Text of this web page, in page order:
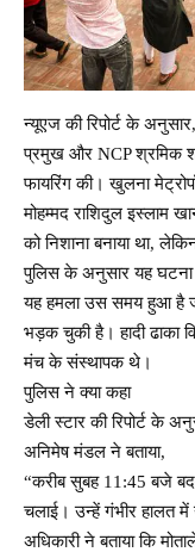
न्यूएज की रिपोर्ट के
प्रमुख और NCP श्रमिक
फायरिंग की। खुलना
मोहम्मद राशिदुल इस्लाम
को निशाना बनाया था,
पुलिस के अनुसार यह
यह हमला उस समय हुआ है
भड़क चुकी है। हादी ढाका
मंच के संस्थापक थे।
पुलिस ने क्या कहा
डेली स्टार की रिपोर्ट के
अनिमेष मंडल ने बताया,
“करीब सुबह 11:45 बजे
चलाई। उन्हें गंभीर हालत
अधिकारी ने बताया कि